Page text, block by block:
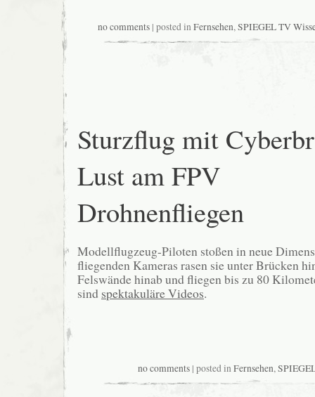
no comments | posted inFernsehen,SPIEGEL TV
Sturzflug mit
Lust am FPV
Drohnenfliegen
Modellflugzeug-Piloten stoßen in neue
fliegenden Kameras rasen sie unter Brücken
Felswände hinab und fliegen bis zu 80
sind spektakuläre Videos.
no comments | posted inFernsehen,